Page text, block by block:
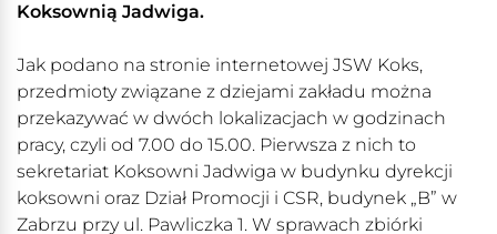
Koksownią Jadwiga.
Jak podano na stronie internetowej JSW Koks,
przedmioty związane z dziejami zakładu można
przekazywać w dwóch lokalizacjach w godzinach
pracy, czyli od 7.00 do 15.00. Pierwsza z nich to
sekretariat Koksowni Jadwiga w budynku dyrekcji
koksowni oraz Dział Promocji i CSR, budynek „B” w
Zabrzu przy ul. Pawliczka 1. W sprawach zbiórki